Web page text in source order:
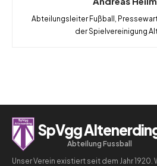
Abteilungsleiter Fußball,
der Spielvereinigung
SpVgg
Abteilung Fussball
Unser Verein existiert seit dem Jahr 1920.